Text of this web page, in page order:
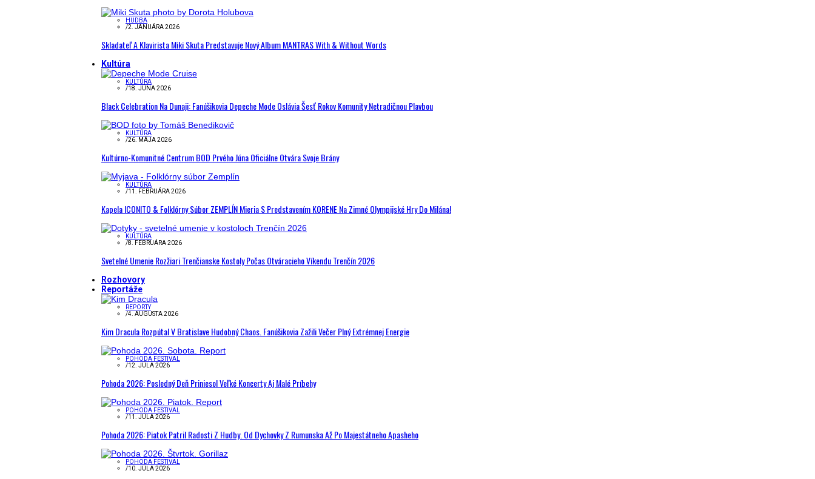
HUDBA
/2. JANUÁRA 2026
Skladateľ A Klavirista Miki Skuta Predstavuje Nový Album MANTRAS With & Without Words
Kultúra
KULTÚRA
/18. JÚNA 2026
Black Celebration Na Dunaji: Fanúšikovia Depeche Mode Oslávia Šesť Rokov Komunity Netradičnou Plavbou
KULTÚRA
/26. MÁJA 2026
Kultúrno-Komunitné Centrum BOD Prvého Júna Oficiálne Otvára Svoje Brány
KULTÚRA
/11. FEBRUÁRA 2026
Kapela ICONITO & Folklórny Súbor ZEMPLÍN Mieria S Predstavením KORENE Na Zimné Olympijské Hry Do Milána!
KULTÚRA
/8. FEBRUÁRA 2026
Svetelné Umenie Rozžiari Trenčianske Kostoly Počas Otváracieho Víkendu Trenčín 2026
Rozhovory
Reportáže
REPORTY
/4. AUGUSTA 2026
Kim Dracula Rozpútal V Bratislave Hudobný Chaos. Fanúšikovia Zažili Večer Plný Extrémnej Energie
POHODA FESTIVAL
/12. JÚLA 2026
Pohoda 2026: Posledný Deň Priniesol Veľké Koncerty Aj Malé Príbehy
POHODA FESTIVAL
/11. JÚLA 2026
Pohoda 2026: Piatok Patril Radosti Z Hudby. Od Dychovky Z Rumunska Až Po Majestátneho Apasheho
POHODA FESTIVAL
/10. JÚLA 2026